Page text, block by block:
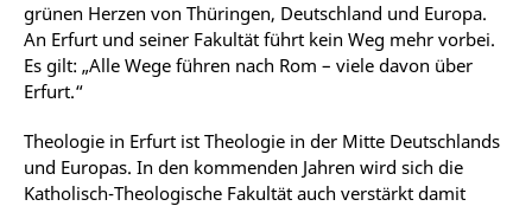
grünen Herzen von Thüringen, Deutschland und Europa.
An Erfurt und seiner Fakultät führt kein Weg mehr vorbei.
Es gilt: „Alle Wege führen nach Rom – viele davon über
Erfurt.“
Theologie in Erfurt ist Theologie in der Mitte Deutschlands
und Europas. In den kommenden Jahren wird sich die
Katholisch-Theologische Fakultät auch verstärkt damit